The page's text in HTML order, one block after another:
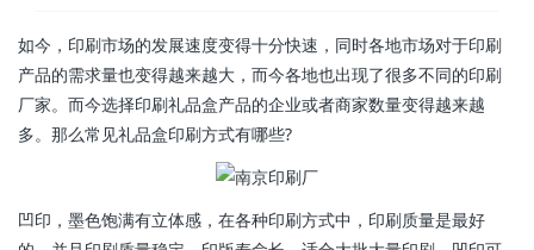
如今，印刷市场的发展速度变得十分快速，同时各地市场对于印刷
产品的需求量也变得越来越大，而今各地也出现了很多不同的印刷
厂家。而今选择印刷礼品盒产品的企业或者商家数量变得越来越
多。那么常见礼品盒印刷方式有哪些?
凹印，墨色饱满有立体感，在各种印刷方式中，印刷质量是最好